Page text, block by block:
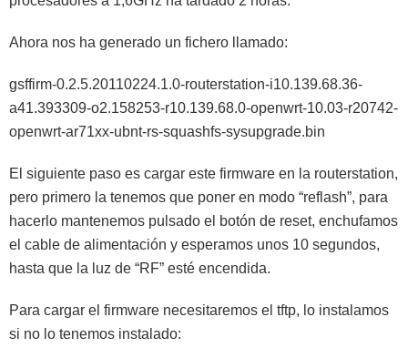
Ahora nos ha generado un fichero llamado:
gsffirm-0.2.5.20110224.1.0-routerstation-i10.139.68.36-
a41.393309-o2.158253-r10.139.68.0-openwrt-10.03-r20742-
openwrt-ar71xx-ubnt-rs-squashfs-sysupgrade.bin
El siguiente paso es cargar este firmware en la routerstation,
pero primero la tenemos que poner en modo “reflash”, para
hacerlo mantenemos pulsado el botón de reset, enchufamos
el cable de alimentación y esperamos unos 10 segundos,
hasta que la luz de “RF” esté encendida.
Para cargar el firmware necesitaremos el tftp, lo instalamos
si no lo tenemos instalado: